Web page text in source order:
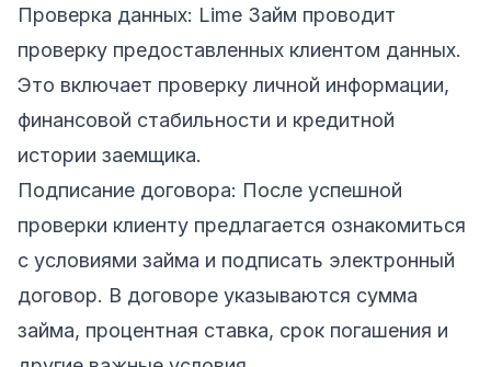
Проверка данных: Lime Займ проводит
проверку предоставленных клиентом данных.
Это включает проверку личной информации,
финансовой стабильности и кредитной
истории заемщика.
Подписание договора: После успешной
проверки клиенту предлагается ознакомиться
с условиями займа и подписать электронный
договор. В договоре указываются сумма
займа, процентная ставка, срок погашения и